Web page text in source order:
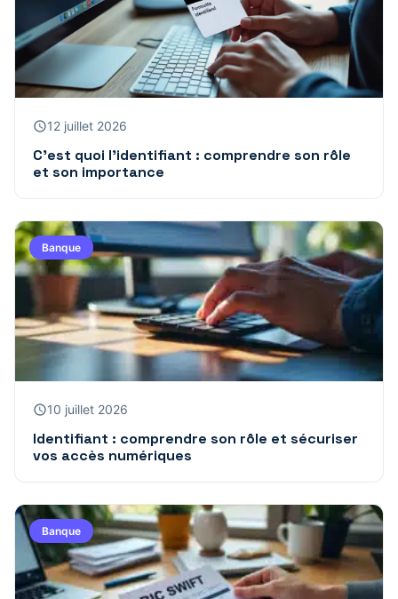
12 juillet 2026
C’est quoi l’identifiant : comprendre son rôle
et son importance
Banque
10 juillet 2026
Identifiant : comprendre son rôle et sécuriser
vos accès numériques
Banque